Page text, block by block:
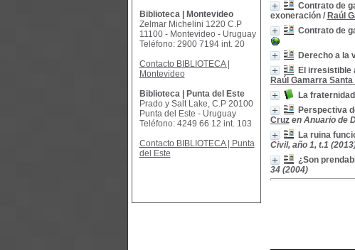
Contrato de
exoneración/ Raúl
Contrato de
Derecho a la
El irresistible
Raúl Gamarra Santa
La
Perspectiva
Cruz en Anuario de
La ruina
Civil, año 1, t.1
¿Son
34 (2004)
Biblioteca | Montevideo
Zelmar Michelini 1220 C.P
11100 - Montevideo - Uruguay
Teléfono: 2900 7194 int. 20
Contacto BIBLIOTECA |
Montevideo
Biblioteca | Punta del Este
Prado y Salt Lake, C.P 20100
Punta del Este - Uruguay
Teléfono: 4249 66 12 int. 103
Contacto BIBLIOTECA | Punta
del Este